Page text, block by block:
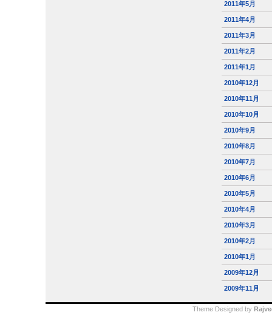
2011年5月
2011年4月
2011年3月
2011年2月
2011年1月
2010年12月
2010年11月
2010年10月
2010年9月
2010年8月
2010年7月
2010年6月
2010年5月
2010年4月
2010年3月
2010年2月
2010年1月
2009年12月
2009年11月
Theme Designed by